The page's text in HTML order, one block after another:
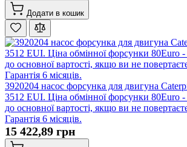
Додати в кошик
3920204 насос форсунка для двигуна
3512 EUI. Ціна обмінної форсунки 80Euro -
до основної вартості, якщо ви не
Гарантія 6 місяців.
15 422,89 грн